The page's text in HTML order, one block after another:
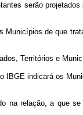
serão
Municípios de que
Territórios e
IBGE indicará os
na relação, a que se